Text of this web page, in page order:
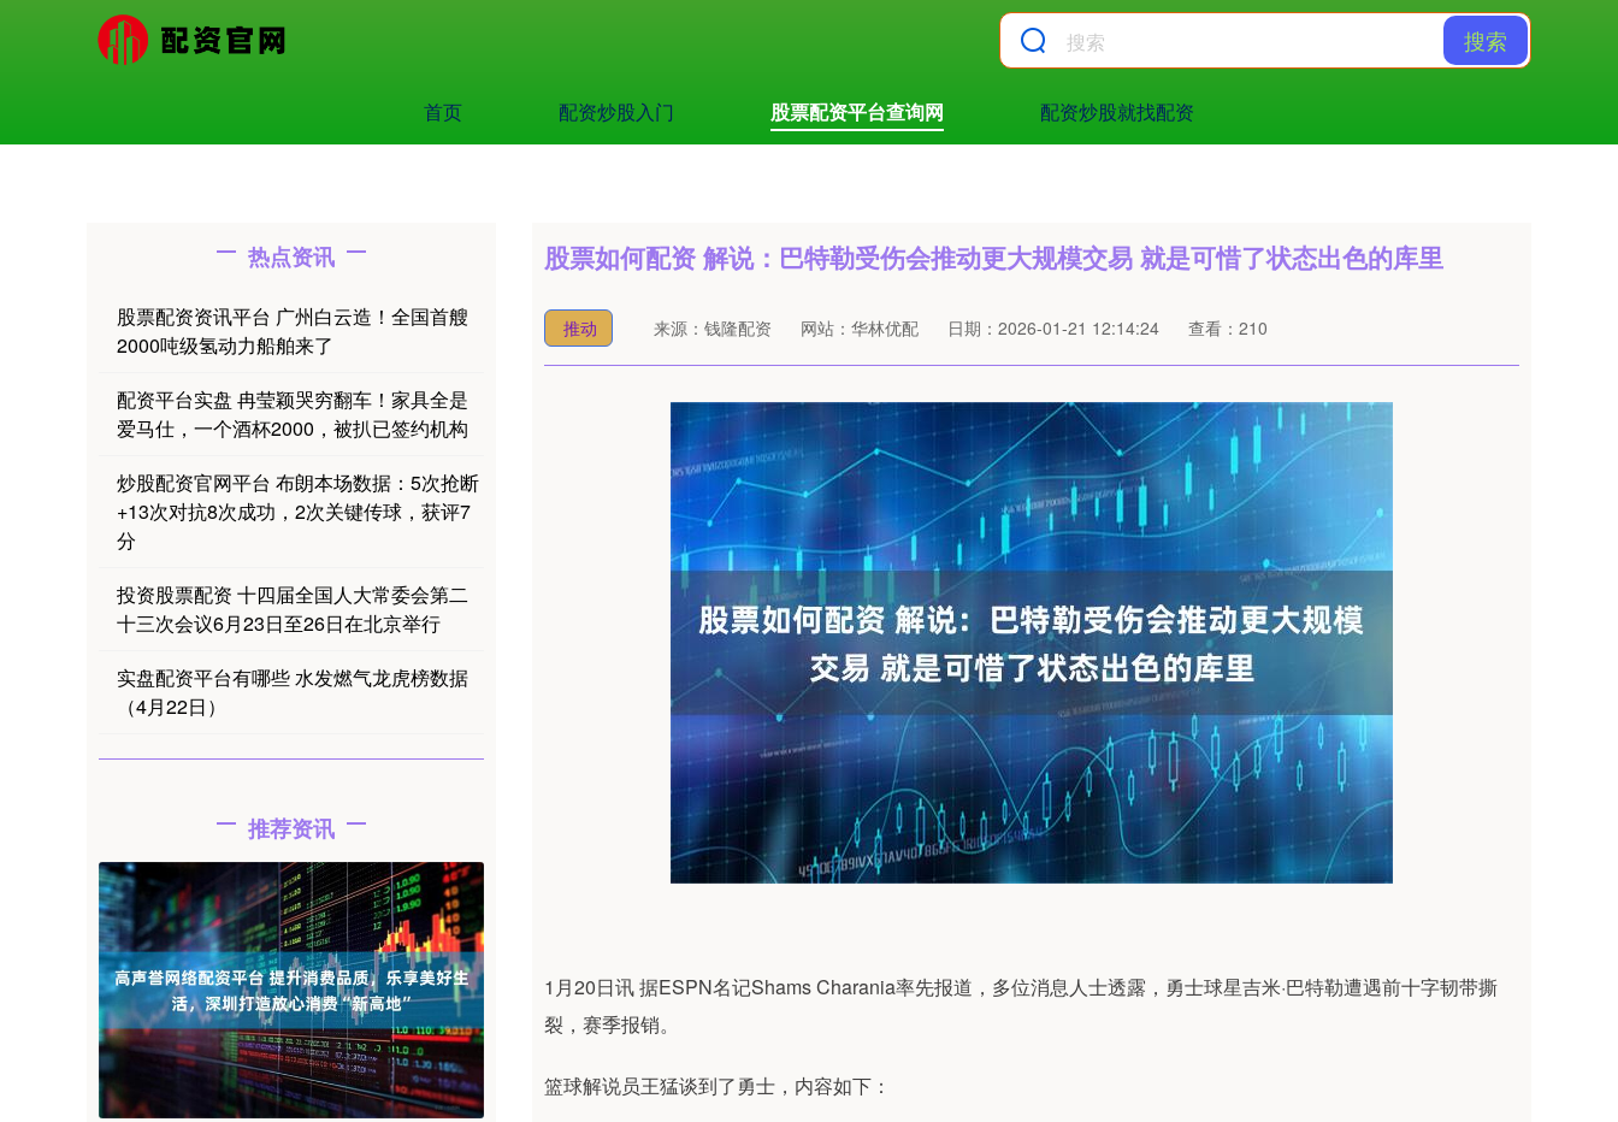
搜索
首页 配资炒股入门 股票配资平台查询网 配资炒股就找配资
股票如何配资 解说：巴特勒受伤会推动更大规模交易 就是可惜了状态出色的库里
推动 来源：钱隆配资 网站：华林优配 日期：2026-01-21 12:14:24 查看：210
1月20日讯 据ESPN名记Shams Charania率先报道，多位消息人士透露，勇士球星吉米·巴特勒遭遇前十字韧带撕
裂，赛季报销。
篮球解说员王猛谈到了勇士，内容如下：
热点资讯
股票配资资讯平台 广州白云造！全国首艘
2000吨级氢动力船舶来了
配资平台实盘 冉莹颖哭穷翻车！家具全是
爱马仕，一个酒杯2000，被扒已签约机构
炒股配资官网平台 布朗本场数据：5次抢断
+13次对抗8次成功，2次关键传球，获评7
分
投资股票配资 十四届全国人大常委会第二
十三次会议6月23日至26日在北京举行
实盘配资平台有哪些 水发燃气龙虎榜数据
（4月22日）
推荐资讯